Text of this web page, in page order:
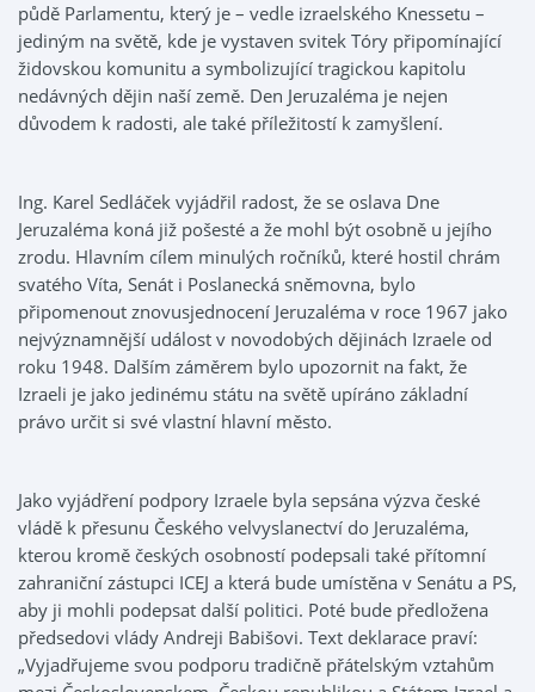
půdě Parlamentu, který je – vedle izraelského Knessetu –
jediným na světě, kde je vystaven svitek Tóry připomínající
židovskou komunitu a symbolizující tragickou kapitolu
nedávných dějin naší země. Den Jeruzaléma je nejen
důvodem k radosti, ale také příležitostí k zamyšlení.
Ing. Karel Sedláček vyjádřil radost, že se oslava Dne
Jeruzaléma koná již pošesté a že mohl být osobně u jejího
zrodu. Hlavním cílem minulých ročníků, které hostil chrám
svatého Víta, Senát i Poslanecká sněmovna, bylo
připomenout znovusjednocení Jeruzaléma v roce 1967 jako
nejvýznamnější událost v novodobých dějinách Izraele od
roku 1948. Dalším záměrem bylo upozornit na fakt, že
Izraeli je jako jedinému státu na světě upíráno základní
právo určit si své vlastní hlavní město.
Jako vyjádření podpory Izraele byla sepsána výzva české
vládě k přesunu Českého velvyslanectví do Jeruzaléma,
kterou kromě českých osobností podepsali také přítomní
zahraniční zástupci ICEJ a která bude umístěna v Senátu a PS,
aby ji mohli podepsat další politici. Poté bude předložena
předsedovi vlády Andreji Babišovi. Text deklarace praví:
„Vyjadřujeme svou podporu tradičně přátelským vztahům